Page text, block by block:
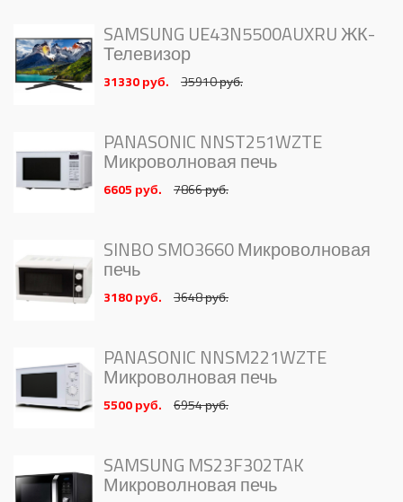
SAMSUNG UE43N5500AUXRU ЖК-
Телевизор
31330 руб. 35910 руб.
PANASONIC NNST251WZTE
Микроволновая печь
6605 руб. 7866 руб.
SINBO SMO3660 Микроволновая
печь
3180 руб. 3648 руб.
PANASONIC NNSM221WZTE
Микроволновая печь
5500 руб. 6954 руб.
SAMSUNG MS23F302TAK
Микроволновая печь